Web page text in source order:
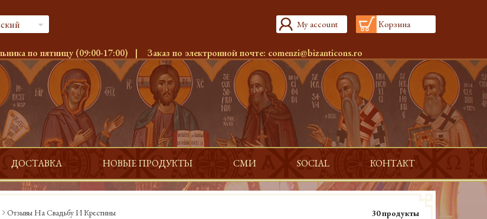
My account Корзина
по пятницу (09:00-17:00) | Заказ по электронной почте: comenzi@bizanticons.ro
ДОСТАВКА НОВЫЕ ПРОДУКТЫ СМИ SOCIAL КОНТАКТ
Отзывы На Свадьбу И Крестины 30 продукты